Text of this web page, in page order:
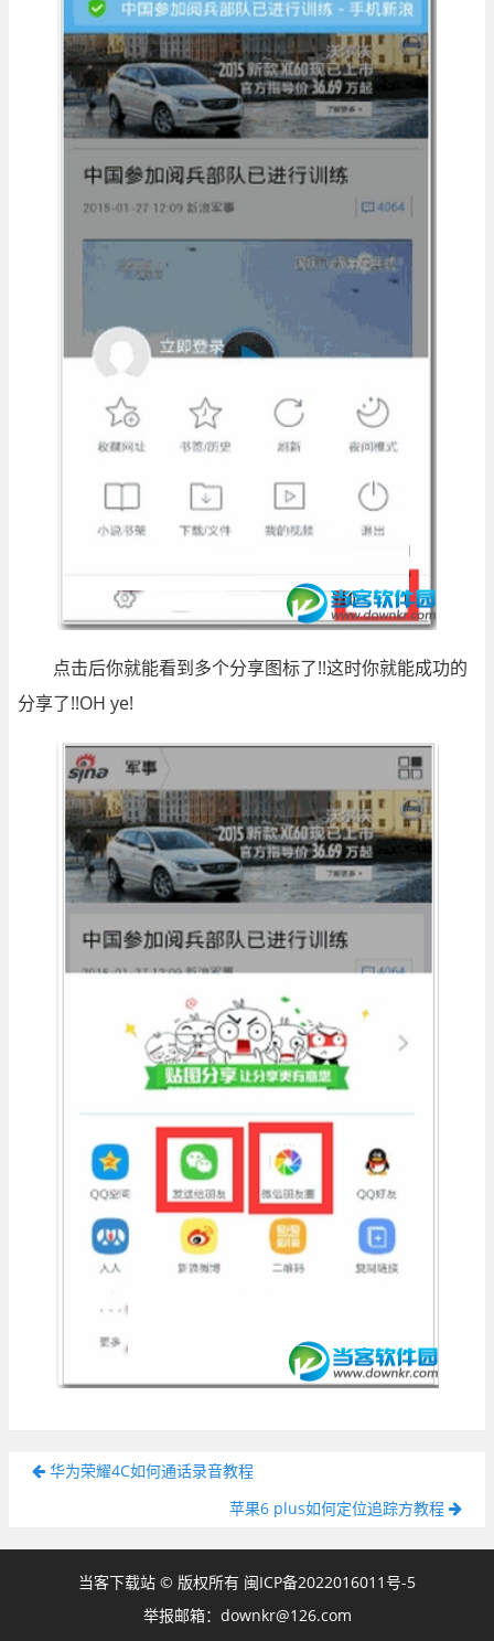
点击后你就能看到多个分享图标了!!这时你就能成功的
分享了!!OH ye!
华为荣耀4C如何通话录音教程
苹果6 plus如何定位追踪方教程
当客下载站 © 版权所有 闽ICP备2022016011号-5
举报邮箱：downkr@126.com